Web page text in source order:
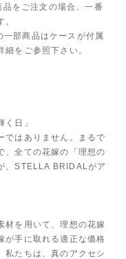
をご注文の場合、一番
部商品はケースが付属
をご参照下さい。
く日」
ではありません。まるで
、全ての花嫁の「理想の
、STELLA BRIDALがア
材を用いて、理想の花嫁
が手に取れる適正な価格
私たちは、真のアクセシ